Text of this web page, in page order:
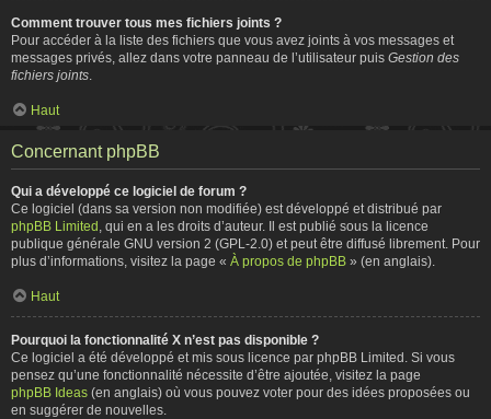
Comment trouver tous mes fichiers joints ?
Pour accéder à la liste des fichiers que vous avez joints à vos messages et
messages privés, allez dans votre panneau de l’utilisateur puis Gestion des
fichiers joints
Haut
Concernant phpBB
Qui a développé ce logiciel de forum ?
Ce logiciel (dans sa version non modifiée) est développé et distribué par
phpBB Limited , qui en a les droits d’auteur. Il est publié sous la licence
publique générale GNU version 2 (GPL-2.0) et peut être diffusé librement. Pour
plus d’informations, visitez la page « À propos de phpBB » (en anglais).
Haut
Pourquoi la fonctionnalité X n’est pas disponible ?
Ce logiciel a été développé et mis sous licence par phpBB Limited. Si vous
pensez qu’une fonctionnalité nécessite d’être ajoutée, visitez la page
phpBB Ideas (en anglais) où vous pouvez voter pour des idées proposées ou
en suggérer de nouvelles.